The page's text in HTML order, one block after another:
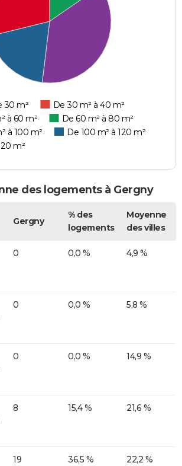
30 m²
De 30 m² à 40 m²
à 60 m²
De 60 m² à 80 m²
à 100 m²
De 100 m² à 120 m²
m²
des logements à Gergny
Gergny
% des
logements
Moyenne
des villes
0 0,0 % 4,9 %
0 0,0 % 5,8 %
0 0,0 % 14,9 %
8 15,4 % 21,6 %
19 36,5 % 22,2 %